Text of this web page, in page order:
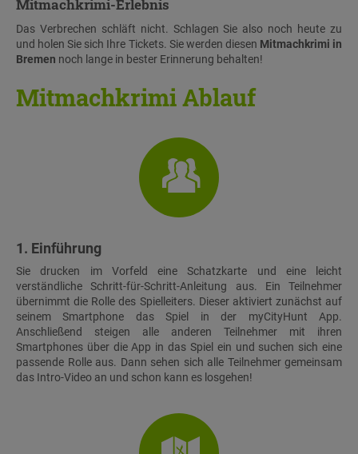
Mitmachkrimi-Erlebnis
Das Verbrechen schläft nicht. Schlagen Sie also noch heute zu
und holen Sie sich Ihre Tickets. Sie werden diesen Mitmachkrimi in
Bremen noch lange in bester Erinnerung behalten!
Mitmachkrimi Ablauf
1. Einführung
Sie drucken im Vorfeld eine Schatzkarte und eine leicht
verständliche Schritt-für-Schritt-Anleitung aus. Ein Teilnehmer
übernimmt die Rolle des Spielleiters. Dieser aktiviert zunächst auf
seinem Smartphone das Spiel in der myCityHunt App.
Anschließend steigen alle anderen Teilnehmer mit ihren
Smartphones über die App in das Spiel ein und suchen sich eine
passende Rolle aus. Dann sehen sich alle Teilnehmer gemeinsam
das Intro-Video an und schon kann es losgehen!